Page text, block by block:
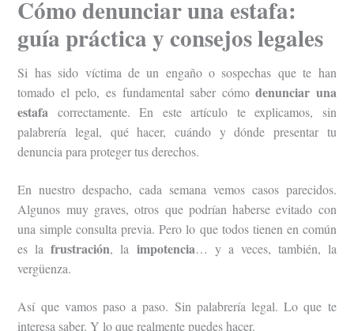
Cómo denunciar una estafa:
guía práctica y consejos legales
Si has sido víctima de un engaño o sospechas que te han
tomado el pelo, es fundamental saber cómodenunciar una
estafa correctamente. En este artículo te explicamos, sin
palabrería legal, qué hacer, cuándo y dónde presentar tu
denuncia para proteger tus derechos.
En nuestro despacho, cada semana vemos casos parecidos.
Algunos muy graves, otros que podrían haberse evitado con
una simple consulta previa. Pero lo que todos tienen en común
es lafrustración, la impotencia… y a veces, también, la
vergüenza.
Así que vamos paso a paso. Sin palabrería legal. Lo que te
interesa saber. Y lo que realmente puedes hacer.